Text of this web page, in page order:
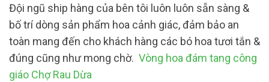
Đội ngũ ship hàng của bên tôi luôn luôn sẵn sàng &
bố trí dòng sản phẩm hoa cảnh giác, đảm bảo an
toàn mang đến cho khách hàng các bó hoa tươi tắn &
đúng cũng như mong chờ. Vòng hoa đám tang công
giáo Chợ Rau Dừa